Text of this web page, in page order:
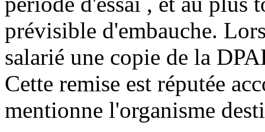
prévisible d'embauche.
salarié une copie de la
Cette remise est réputée
mentionne l'organisme